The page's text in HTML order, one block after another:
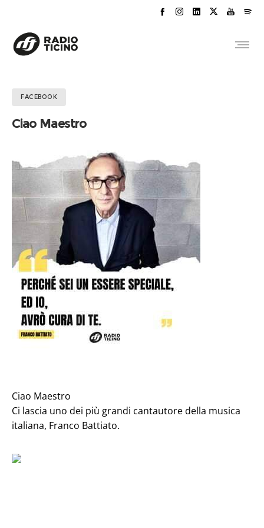
FACEBOOK
Ciao Maestro
Ciao Maestro
Ci lascia uno dei più grandi cantautore della musica
italiana, Franco Battiato.